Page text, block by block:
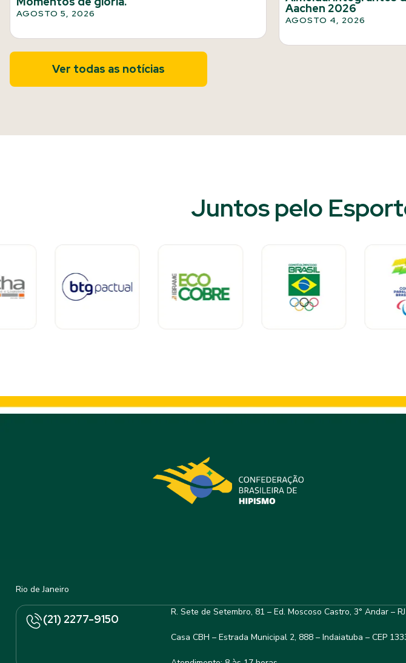
AGOSTO 5, 2026 Aachen 2026
AGOSTO 4, 2026
Ver todas as notícias
Juntos pelo
Rio de Janeiro
(21) 2277-9150
R. Sete de Setembro, 81 – Ed. Moscoso Castro, 3° Andar –
Casa CBH – Estrada Municipal 2, 888 – Indaiatuba – CEP